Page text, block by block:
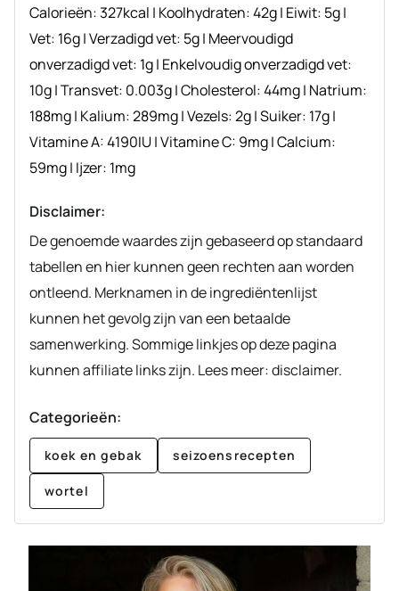
Calorieën:327kcal | Koolhydraten:42g| Eiwit: 5g|
Vet: 16g|Verzadigd vet: 5g| Meervoudigd
onverzadigd vet: 1g| Enkelvoudig onverzadigd vet:
10g|Transvet: 0.003g|Cholesterol:44mg| Natrium:
188mg| Kalium:289mg|Vezels:2g|Suiker: 17g|
Vitamine A:4190IU|Vitamine C: 9mg|Calcium:
59mg| Ijzer: 1mg
Disclaimer:
De genoemde waardes zijn gebaseerd op standaard
tabellen en hier kunnen geen rechten aan worden
ontleend. Merknamen in de ingrediëntenlijst
kunnen het gevolg zijn van een betaalde
samenwerking. Sommige linkjes op deze pagina
kunnen affiliate links zijn. Lees meer: disclaimer.
Categorieën:
koek en gebak seizoensrecepten
wortel